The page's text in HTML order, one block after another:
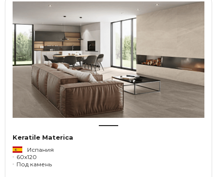
Keratile Materica
Испания
60x120
Под камень